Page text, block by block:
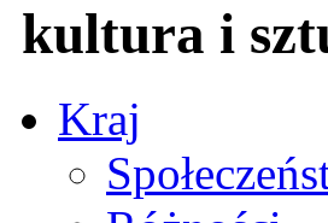
kultura i
Kraj